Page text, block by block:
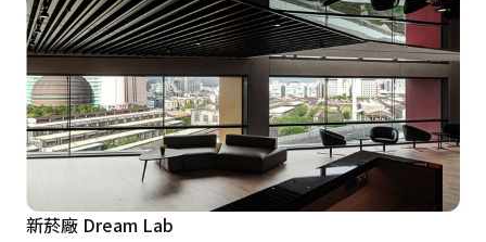
新菸廠 Dream Lab